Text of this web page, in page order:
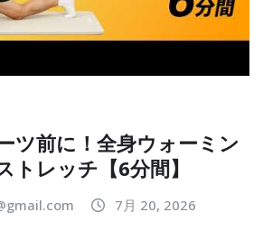
ツ前に！全身ウォーミン
トレッチ【6分間】
7月 20, 2026